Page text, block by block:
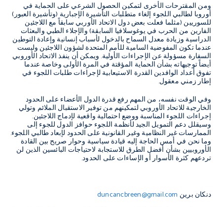
ومن المقترحات الأخرى لتمكين الحصول الشرعي على الحماية في
أوروبا لطالبي اللجوء إلغاء متطلبات التأشيرة الإجبارية (وتأشيرة العبور)
للسوريين (مثلما فعلت بعض دول الاتحاد الأوربي سابقاً مع اللاجئين
الفارين من الحرب في يوغوسلافيا السابقة) والإجلاء الطبي والبعثات
الدراسية وزيادة معدل السماح بالدخول لأسباب إنسانية وإعادة التوطين
عندما تكون المفوضية السامية للأمم المتحدة لشؤون اللاجئين وليست
السفارة مسؤولة عن الإجراءات الأولية. ويمكن أن ينفذ الاتحاد الأوروبي
أيضاً توجيهاته بشأن الحماية المؤقتة في المرة الأولى وخاصة عندما
تفوق أعداد الوافدين القدرة الاستيعابية لإجراءات طلبات اللجوء في
إطار زمني معقول.
وفي الوقت نفسه، من المهم رفع قدرة الدول الأعضاء على الحدود
الخارجية للاتحاد الأوروبي لتمكينهم من توفير الاستقبال الملائم وتولي
إجراءات اللجوء المناسبة ووضع احتمالية واقعية لإدماج اللاجئين.
وسيقلل دعم التمويل الجيد لأنظمة اللجوء حوافز الدول للجوء إلى
الممارسات غير النظامية وغير القانونية على الحدود لإبعاد طالبي اللجوء.
وما نحن في أمس الحاجة إليه قيادة سياسية وحوار صريح بين القادة
الأوروبيين بشأن أفضل الطرق للاستجابة لاحتياجات البائسين الذين لن
تردعهم كثرة الأسوار أو الإساءات على الحدود.
دنكان برين duncancbreen@gmail.com